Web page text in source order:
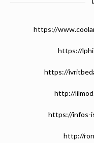
https://
https://
https://
http://
https://infos-
http://